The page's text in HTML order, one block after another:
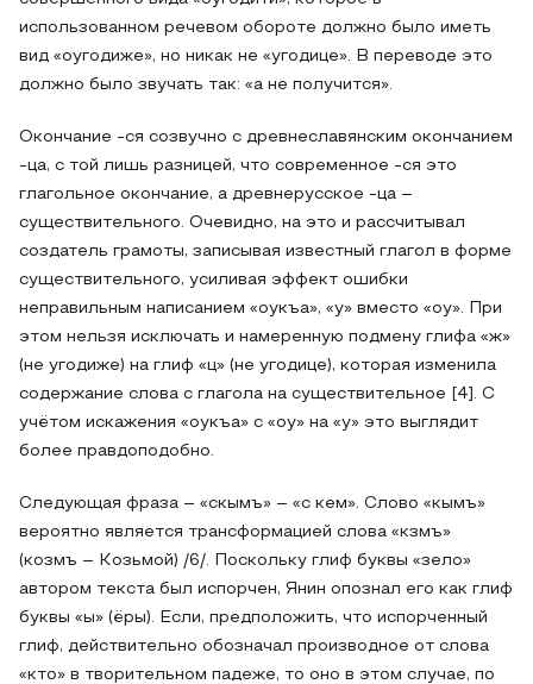
использованном речевом обороте должно было иметь
вид «оугодиже», но никак не «угодице». В переводе это
должно было звучать так: «а не получится».
Окончание -ся созвучно с древнеславянским окончанием
-ца, с той лишь разницей, что современное -ся это
глагольное окончание, а древнерусское -ца –
существительного. Очевидно, на это и рассчитывал
создатель грамоты, записывая известный глагол в форме
существительного, усиливая эффект ошибки
неправильным написанием «оукъа», «у» вместо «оу». При
этом нельзя исключать и намеренную подмену глифа «ж»
(не угодиже) на глиф «ц» (не угодице), которая изменила
содержание слова с глагола на существительное [4]. С
учётом искажения «оукъа» с «оу» на «у» это выглядит
более правдоподобно.
Следующая фраза – «скымъ» – «с кем». Слово «кымъ»
вероятно является трансформацией слова «кзмъ»
(козмъ – Козьмой) /6/. Поскольку глиф буквы «зело»
автором текста был испорчен, Янин опознал его как глиф
буквы «ы» (ёры). Если, предположить, что испорченный
глиф, действительно обозначал производное от слова
«кто» в творительном падеже, то оно в этом случае, по